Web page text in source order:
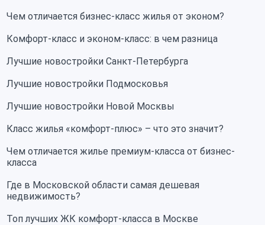
Чем отличается бизнес-класс жилья от эконом?
Комфорт-класс и эконом-класс: в чем разница
Лучшие новостройки Санкт-Петербурга
Лучшие новостройки Подмосковья
Лучшие новостройки Новой Москвы
Класс жилья «комфорт-плюс» – что это значит?
Чем отличается жилье премиум-класса от бизнес-
класса
Где в Московской области самая дешевая
недвижимость?
Топ лучших ЖК комфорт-класса в Москве